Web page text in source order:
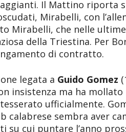
Il Mattino riporta
Mirabelli, con
Mirabelli, che nelle
della Triestina. Per
di contratto.
legata a Guido Gomez
insistenza ma ha
tesserato ufficialmente.
calabrese sembra aver
su cui puntare l’anno